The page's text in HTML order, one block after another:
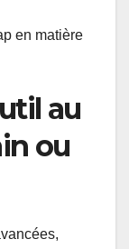
en matière
au
ou